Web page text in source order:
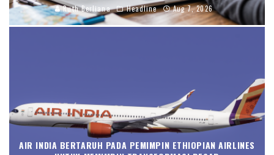
Ruth Berliana Headline Aug 7, 2026
AIR INDIA BERTARUH PADA PEMIMPIN ETHIOPIAN AIRLINES